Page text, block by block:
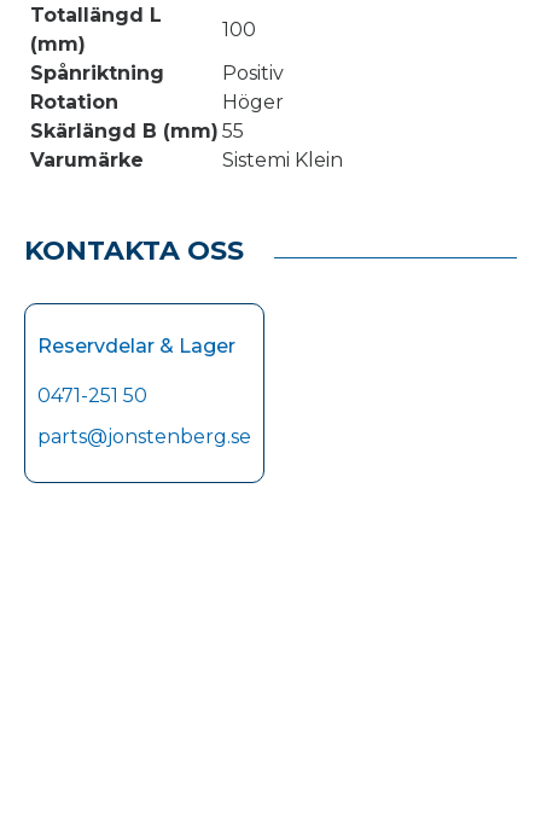
Totallängd L
(mm)
100
Spånriktning
Positiv
Rotation
Höger
Skärlängd B (mm) 55
Varumärke
Sistemi Klein
KONTAKTA OSS
Reservdelar & Lager
0471-251 50
parts@jonstenberg.se